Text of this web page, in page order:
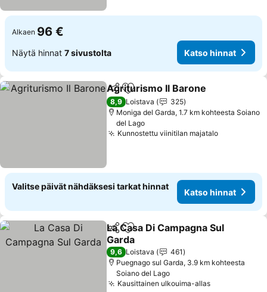
Alkaen 96 €
Näytä hinnat 7 sivustolta Katso hinnat
Jaa Lisää suosikkeihin
Agriturismo Il Barone
8,9 Loistava
325
Moniga del Garda, 1.7 km kohteesta Soiano
del Lago
Kunnostettu viinitilan majataloKatso
Valitse päivät nähdäksesi tarkat hinnat
Katso hinnat
Jaa Lisää suosikkeihin
La Casa Di Campagna Sul
Garda
Katso hinnat
9,6 Loistava
461
Puegnago sul Garda, 3.9 km kohteesta
Soiano del Lago
Kausittainen ulkouima-allasKatso hinnat